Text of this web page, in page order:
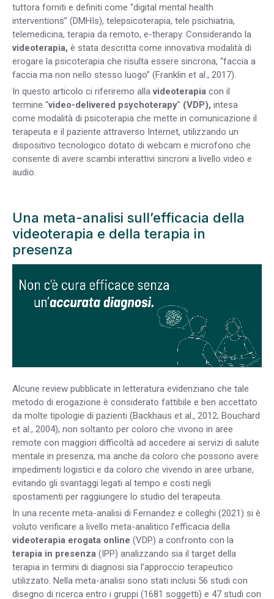
tuttora forniti e definiti come “digital mental health
interventions” (DMHIs), telepsicoterapia, tele psichiatria,
telemedicina, terapia da remoto, e-therapy. Considerando la
videoterapia, è stata descritta come innovativa modalità di
erogare la psicoterapia che risulta essere sincrona, “faccia a
faccia ma non nello stesso luogo” (Franklin et al., 2017).
In questo articolo ci riferiremo allavideoterapia con il
termine “video-delivered psychoterapy” (VDP), intesa
come modalità di psicoterapia che mette in comunicazione il
terapeuta e il paziente attraverso Internet, utilizzando un
dispositivo tecnologico dotato di webcam e microfono che
consente di avere scambi interattivi sincroni a livello video e
audio.
Una meta-analisi sull’efficacia della
videoterapia e della terapia in
presenza
Alcune review pubblicate in letteratura evidenziano che tale
metodo di erogazione è considerato fattibile e ben accettato
da molte tipologie di pazienti (Backhaus et al., 2012; Bouchard
et al., 2004), non soltanto per coloro che vivono in aree
remote con maggiori difficoltà ad accedere ai servizi di salute
mentale in presenza, ma anche da coloro che possono avere
impedimenti logistici e da coloro che vivendo in aree urbane,
evitando gli svantaggi legati al tempo e costi negli
spostamenti per raggiungere lo studio del terapeuta.
In una recente meta-analisi di Fernandez e colleghi (2021) si è
voluto verificare a livello meta-analitico l’efficacia della
videoterapia erogata online (VDP) a confronto con la
terapia in presenza (IPP) analizzando sia il target della
terapia in termini di diagnosi sia l’approccio terapeutico
utilizzato. Nella meta-analisi sono stati inclusi 56 studi con
disegno di ricerca entro i gruppi (1681 soggetti) e 47 studi con